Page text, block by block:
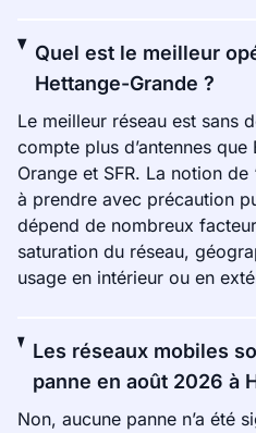
Quel est le meilleur
Hettange-Grande ?
Le meilleur réseau est sans
compte plus d’antennes
Orange et SFR. La notion de
à prendre avec précaution
dépend de nombreux
saturation du réseau,
usage en intérieur ou en
Les réseaux mobiles
panne en août 2026 à
Non, aucune panne n’a été